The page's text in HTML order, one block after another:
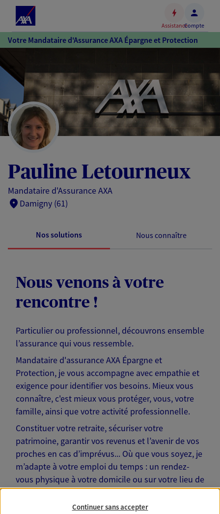
Accéder
au
Accéder
au
pied
de
page
AssistanceCompte
Votre Mandataire d'Assurance AXA Épargne et Protection
Pauline Letourneux
Mandataire d'Assurance AXA
Damigny (61)
Nos solutions Nous connaître
Nous venons à votre
rencontre !
Particulier ou professionnel, découvrons ensemble
l’assurance qui vous ressemble.
Mandataire d'assurance AXA Épargne et
Protection, je vous accompagne avec empathie et
exigence pour identifier vos besoins. Mieux vous
connaître, c'est mieux vous protéger, vous, votre
famille, ainsi que votre activité professionnelle.
Constituer votre retraite, sécuriser votre
patrimoine, garantir vos revenus et l’avenir de vos
proches en cas d’imprévus... Où que vous soyez, je
m’adapte à votre emploi du temps : un rendez-
vous physique à votre domicile ou sur votre lieu de
travail… Je suis là pour échanger avec vous !
Continuer sans accepter